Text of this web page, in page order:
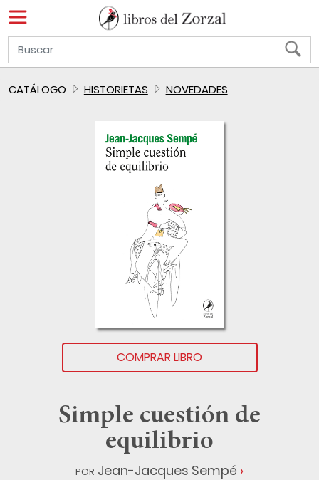
CATÁLOGO HISTORIETAS NOVEDADES
COMPRAR LIBRO
Simple cuestión de
equilibrio
por Jean-Jacques Sempé